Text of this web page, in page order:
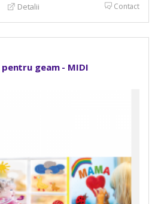
Detalii Contact
geam - MIDI